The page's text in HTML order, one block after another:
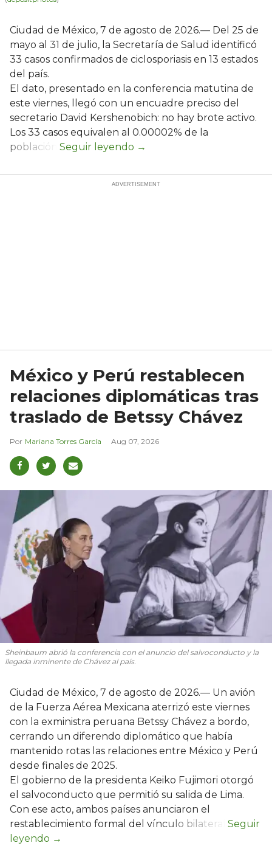
Ciudad de México, 7 de agosto de 2026.— Del 25 de
mayo al 31 de julio, la Secretaría de Salud identificó
33 casos confirmados de ciclosporiasis en 13 estados
del país.
El dato, presentado en la conferencia matutina de
este viernes, llegó con un encuadre preciso del
secretario David Kershenobich: no hay brote activo.
Los 33 casos equivalen al 0.00002% de la
población.
México y Perú restablecen
relaciones diplomáticas tras
traslado de Betssy Chávez
Mariana Torres García Aug 07, 2026
Sheinbaum abrió la conferencia con el anuncio del salvoconducto y la
llegada inminente de Chávez al país.
Ciudad de México, 7 de agosto de 2026.— Un avión
de la Fuerza Aérea Mexicana aterrizó este viernes
con la exministra peruana Betssy Chávez a bordo,
cerrando un diferendo diplomático que había
mantenido rotas las relaciones entre México y Perú
desde finales de 2025.
El gobierno de la presidenta Keiko Fujimori otorgó
el salvoconducto que permitió su salida de Lima.
Con ese acto, ambos países anunciaron el
restablecimiento formal del vínculo bilateral.